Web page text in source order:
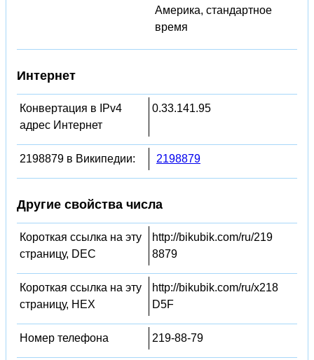
Америка, стандартное
время
Интернет
Конвертация в IPv4
адрес Интернет
0.33.141.95
2198879 в Википедии: 2198879
Другие свойства числа
Короткая ссылка на эту
страницу, DEC
http://bikubik.com/ru/219
8879
Короткая ссылка на эту
страницу, HEX
http://bikubik.com/ru/x218
D5F
Номер телефона 219-88-79